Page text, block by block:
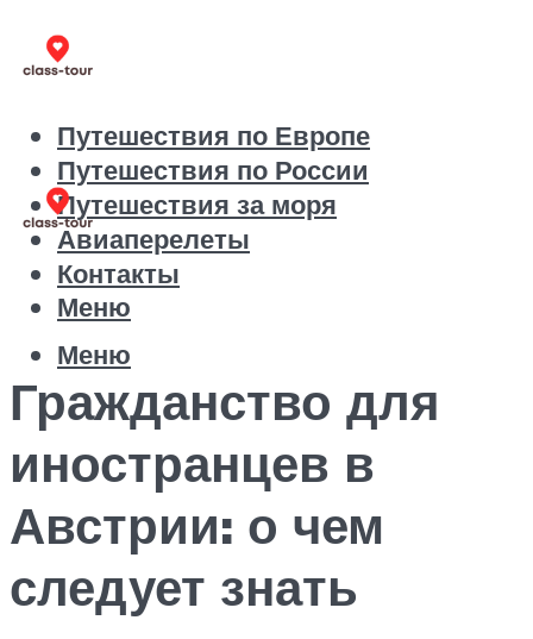
Путешествия по Европе
Путешествия по России
Путешествия за моря
Авиаперелеты
Контакты
Меню
Меню
Гражданство для
иностранцев в
Австрии: о чем
следует знать